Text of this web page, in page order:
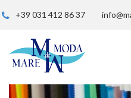
+39 031 412 86 37